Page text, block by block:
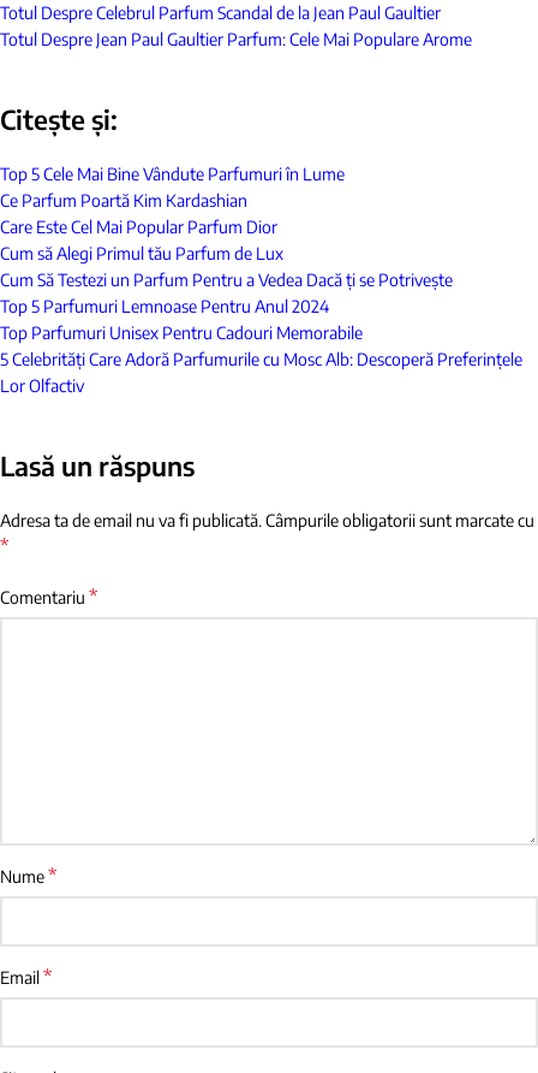
Totul Despre Celebrul Parfum Scandal de la Jean Paul Gaultier
Totul Despre Jean Paul Gaultier Parfum: Cele Mai Populare Arome
Citește și:
Top 5 Cele Mai Bine Vândute Parfumuri în Lume
Ce Parfum Poartă Kim Kardashian
Care Este Cel Mai Popular Parfum Dior
Cum să Alegi Primul tău Parfum de Lux
Cum Să Testezi un Parfum Pentru a Vedea Dacă ți se Potrivește
Top 5 Parfumuri Lemnoase Pentru Anul 2024
Top Parfumuri Unisex Pentru Cadouri Memorabile
5 Celebrități Care Adoră Parfumurile cu Mosc Alb: Descoperă Preferințele
Lor Olfactiv
Lasă un răspuns
Adresa ta de email nu va fi publicată. Câmpurile obligatorii sunt marcate cu
*
Comentariu *
Nume*
Email*